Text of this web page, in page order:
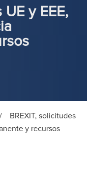
y EEE,
/
BREXIT, solicitudes
y recursos